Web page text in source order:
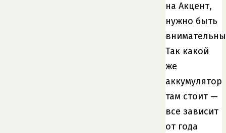
на Акцент,
нужно быть
Так какой
же
аккумулятор
там стоит —
все зависит
от года